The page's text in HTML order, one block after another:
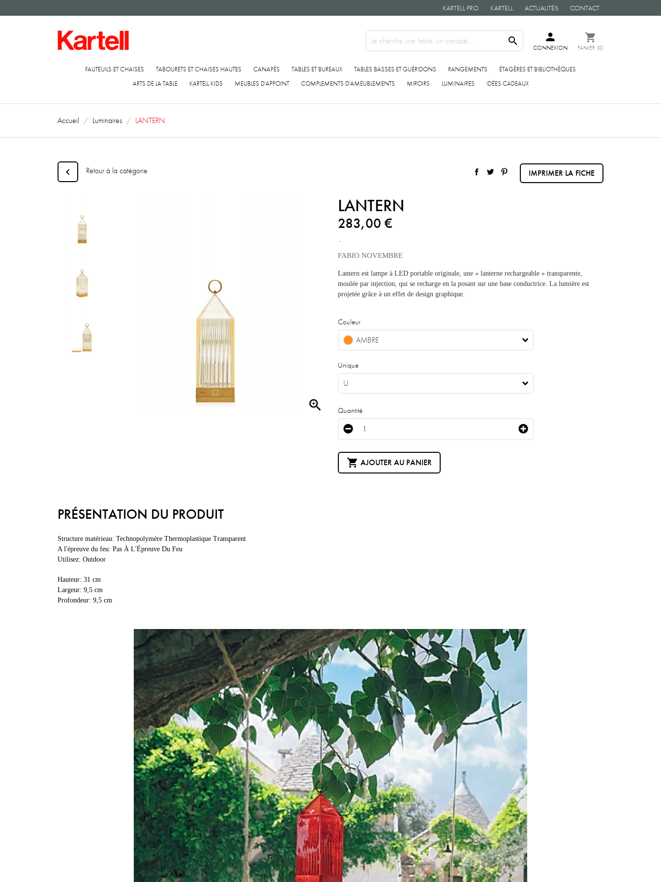
KARTELL PRO KARTELL ACTUALITÉS CONTACT
 person
CONNEXION
shopping_cart
PANIER (0)
FAUTEUILS ET CHAISES TABOURETS ET CHAISES HAUTES CANAPÉS TABLES ET BUREAUX TABLES BASSES ET GUÉRIDONS RANGEMENTS
ÉTAGÈRES ET BIBLIOTHÈQUES
ARTS DE LA TABLE
KARTELL KIDS MEUBLES D'APPOINT COMPLEMENTS D'AMEUBLEMENTS MIROIRS LUMINAIRES IDÉES CADEAUX
Accueil Luminaires LANTERN
 Retour à la catégorie IMPRIMER LA FICHE

LANTERN
283,00 €
FABIO NOVEMBRE
Lantern est lampe à LED portable originale, une « lanterne rechargeable » transparente,
moulée par injection, qui se recharge en la posant sur une base conductrice. La lumière est
projetée grâce à un effet de design graphique.
Couleur
AMBRE
Unique
U
Quantité
 AJOUTER AU PANIER
PRÉSENTATION DU PRODUIT
Structure matérieau: Technopolymère Thermoplastique Transparent
A l'épreuve du feu: Pas À L'Épreuve Du Feu
Utilisez: Outdoor
Hauteur: 31 cm
Largeur: 9,5 cm
Profondeur: 9,5 cm